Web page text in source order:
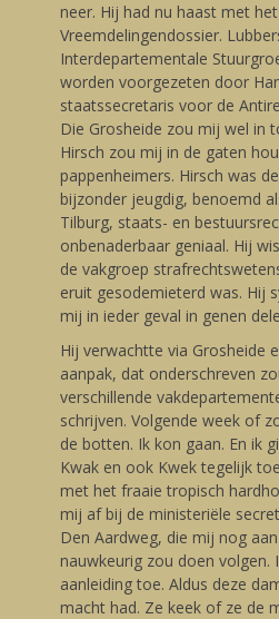
neer. Hij had nu haast met het
Vreemdelingendossier.
Interdepartementale
worden voorgezeten door
staatssecretaris voor de
Die Grosheide zou mij wel in
Hirsch zou mij in de gaten
pappenheimers. Hirsch was
bijzonder jeugdig, benoemd
Tilburg, staats- en
onbenaderbaar geniaal. Hij
de vakgroep
eruit gesodemieterd was. Hij
mij in ieder geval in genen
Hij verwachtte via Grosheide
aanpak, dat onderschreven
verschillende
schrijven. Volgende week of
de botten. Ik kon gaan. En ik
Kwak en ook Kwek tegelijk
met het fraaie tropisch
mij af bij de ministeriële
Den Aardweg, die mij nog
nauwkeurig zou doen volgen.
aanleiding toe. Aldus deze
macht had. Ze keek of ze de